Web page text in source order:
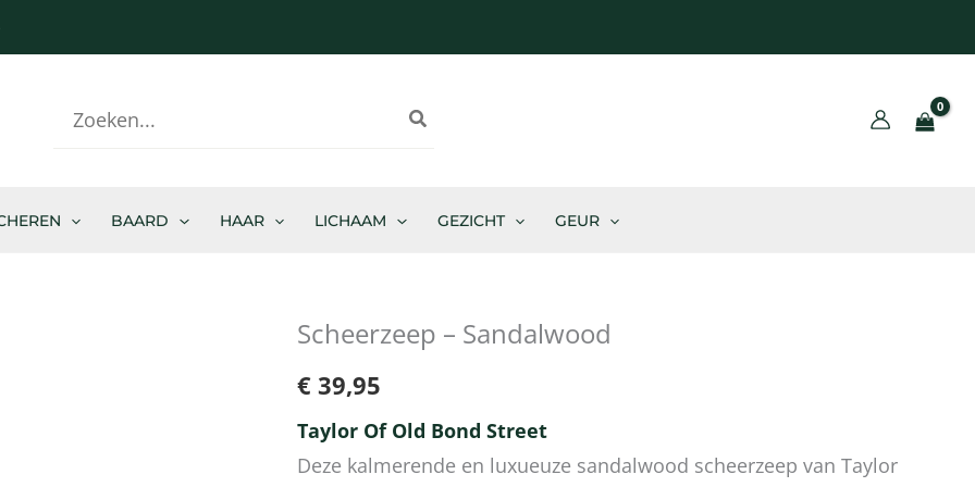
naar:
BAARD HAAR LICHAAM GEZICHT GEUR
Scheerzeep – Sandalwood
€ 39,95
Taylor Of Old Bond Street
Deze kalmerende en luxueuze sandalwood scheerzeep van Taylor
Scheerzeep
Sandalwood
aantal